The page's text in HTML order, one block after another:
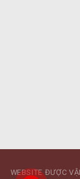
WEBSITE ĐƯỢC